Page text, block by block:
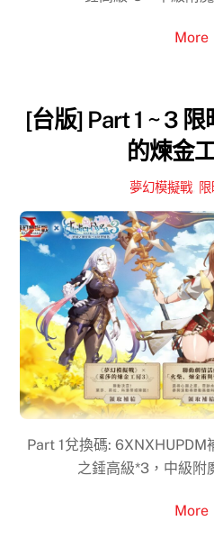
More
[台版] Part 1 ~ 3
的煉金
夢幻模擬戰,
Part 1兌換碼:
之錘高級*3，中級附
More